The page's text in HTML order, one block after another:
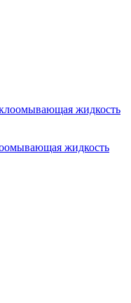
жидкость